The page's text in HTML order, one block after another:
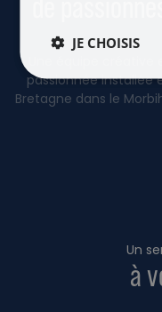
passionnée installée
Bretagne dans le
Un
à
JE CHOISIS